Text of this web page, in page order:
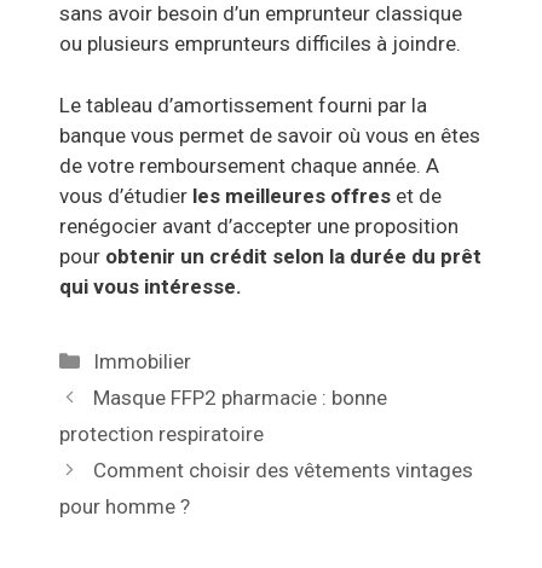
sans avoir besoin d’un emprunteur classique
ou plusieurs emprunteurs difficiles à joindre.
Le tableau d’amortissement fourni par la
banque vous permet de savoir où vous en êtes
de votre remboursement chaque année. A
vous d’étudier les meilleures offres et de
renégocier avant d’accepter une proposition
pour obtenir un crédit selon la durée du prêt
qui vous intéresse.
Catégories
Immobilier
Navigation
des
articles
Masque FFP2 pharmacie : bonne
protection respiratoire
Comment choisir des vêtements vintages
pour homme ?